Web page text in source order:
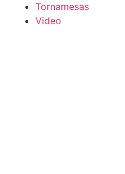
Tornamesas
Video